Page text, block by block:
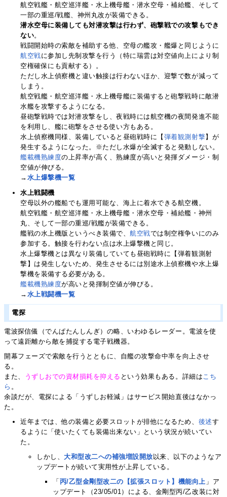
航空戦艦・航空巡洋艦・水上機母艦・潜水空母・補給艦、そして
一部の重巡/戦艦、神州丸改が装備できる。
潜水空母に装備しても対潜攻撃は行わず、砲撃戦での攻撃もでき
ない。
戦闘開始時の索敵を補助する他、空母の艦攻・艦爆と同じように
航空戦に参加し先制攻撃を行う（特に瑞雲は対空値向上により制
空権確保にも貢献する）。
ただし水上偵察機と違い触接は行わないほか、迎撃で数が減って
しまう。
航空戦艦・航空巡洋艦・水上機母艦に装備すると砲撃戦時に敵潜
水艦を攻撃するようになる。
昼砲撃戦時では対潜攻撃をし、夜戦時には航空機の夜間発進不能
を利用し、艦に砲撃をさせる使い方もある。
水上偵察機同様、装備していると昼砲戦時に【 弾着観測射撃】が
発生するようになった。※ただし水爆が全滅すると発動しない。
艦載機熟練度の上昇率が高く、熟練度が高いと発揮ダメージ・制
空値が伸びる。
→ 水上爆撃機一覧
水上戦闘機
空母以外の艦船でも運用可能な、海上に着水できる航空機。
航空戦艦・航空巡洋艦・水上機母艦・潜水空母・補給艦・神州
丸、そして一部の重巡/戦艦が装備できる。
艦戦の水上機版というべき装備で、航空戦では制空権争いにのみ
参加する。触接を行わない点は水上爆撃機と同じ。
水上爆撃機とは異なり装備していても昼砲戦時に【弾着観測射
撃】は発生しないため、発生させるには別途水上偵察機や水上爆
撃機を装備する必要がある。
艦載機熟練度が高いと発揮制空値が伸びる。
→ 水上戦闘機一覧
電探
電波探信儀（でんぱたんしんぎ）の略、いわゆるレーダー。電波を使
って遠距離から敵を捕捉する電子戦機器。
開幕フェーズで索敵を行うとともに、自艦の攻撃命中率を向上させ
る。
また、
うずしおでの資材損耗を抑える という効果もある。詳細はこち
ら 。
余談だが、電探による「うずしお軽減」はサービス開始直後はなかっ
た。
近年までは、他の装備と必要スロットが排他になるため、 後述す
るように「使いたくても装備出来ない」という状況が続いてい
た。
しかし、大和型改二への補強増設開放 以来、以下のようなア
ップデートが続いて実用性が上昇している。
「 丙/乙型金剛型改二の【拡張スロット】機能向上 」ア
ップデート（23/05/01）による、金剛型丙/乙改装に対